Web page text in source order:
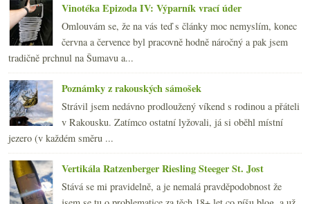
Vinotéka Epizoda IV: Výparník vrací úder
Omlouvám se, že na vás teď s články moc nemyslím, konec
června a července byl pracovně hodně náročný a pak jsem
tradičně prchnul na Šumavu a...
Poznámky z rakouských sámošek
Strávil jsem nedávno prodloužený víkend s rodinou a přáteli
v Rakousku. Zatímco ostatní lyžovali, já si oběhl místní
jezero (v každém směru ...
Vertikála Ratzenberger Riesling Steeger St. Jost
Stává se mi pravidelně, a je nemalá pravděpodobnost že